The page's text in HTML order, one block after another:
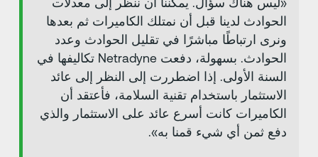
«ليس هناك سؤال. يمكننا أن ننظر إلى معدلات
الحوادث لدينا قبل أن نمتلك الكاميرات ثم بعدها
ونرى ارتباطًا مباشرًا في تقليل الحوادث وعدد
الحوادث. بسهولة، دفعت Netradyne تكاليفها في
السنة الأولى. إذا اضطررت إلى النظر إلى عائد
الاستثمار باستخدام تقنية السلامة، فأعتقد أن
الكاميرات كانت أسرع عائد على الاستثمار والذي
دفع ثمن أي شيء قمنا به».